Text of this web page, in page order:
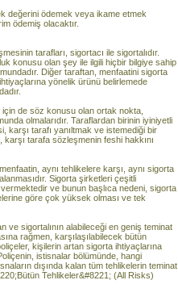
değerini ödemek veya ikame etmek
ödemiş olacaktır.
tarafları, sigortacı ile sigortalıdır.
konusu olan şey ile ilgili hiçbir bilgiye sahip
Diğer taraftan, menfaatini sigorta
yönelik ürünü belirlemede
de söz konusu olan ortak nokta,
olmalarıdır. Taraflardan birinin iyiniyetli
karşı tarafı yanıltmak ve istemediği bir
tarafa sözleşmenin feshi hakkını
aynı tehlikelere karşı, aynı sigorta
Sigorta şirketleri çeşitli
ve bunun başlıca nedeni, sigorta
göre çok yüksek olması ve tek
sigortalının alabileceği en geniş teminat
rağmen, karşılaşılabilecek bütün
kişilerin artan sigorta ihtiyaçlarına
istisnalar bölümünde, hangi
dışında kalan tüm tehlikelerin teminat
Tehlikeler&#8221; (All Risks)